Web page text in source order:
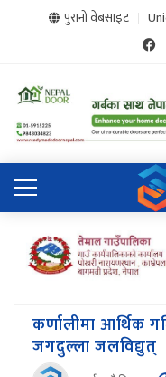
पुरानो वेबसाइट
कर्णालीमा आर्थिक
जगदुल्ला जलविद्युत्